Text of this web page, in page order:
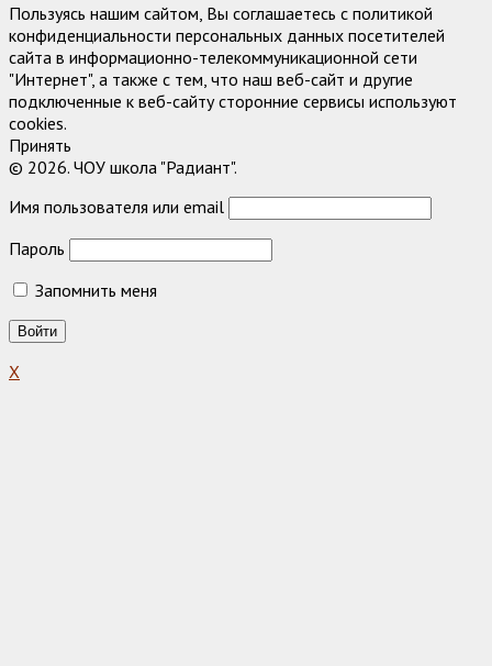
Пользуясь нашим сайтом, Вы соглашаетесь с политикой
конфиденциальности персональных данных посетителей
сайта в информационно-телекоммуникационной сети
"Интернет", а также с тем, что наш веб-сайт и другие
подключенные к веб-сайту сторонние сервисы используют
cookies.
Принять
© 2026. ЧОУ школа "Радиант".
Имя пользователя или email
Пароль
Запомнить меня
X